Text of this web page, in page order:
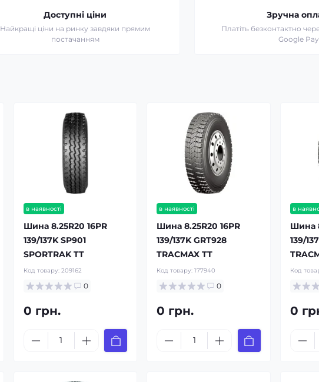
Доступні ціни
Найкращі ціни на ринку завдяки прямим
постачанням
Зручна
Платіть безконтактно
Google Pay
в наявності
Шина 8.25R20 16PR
139/137K SP901
SPORTRAK TT
Код товару: 209162
0
0 грн.
в наявності
Шина 8.25R20 16PR
139/137K GRT928
TRACMAX TT
Код товару:177940
0
0 грн.
в
Шина
139/
Код
0